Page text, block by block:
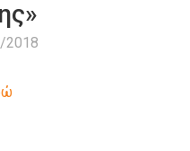
2018